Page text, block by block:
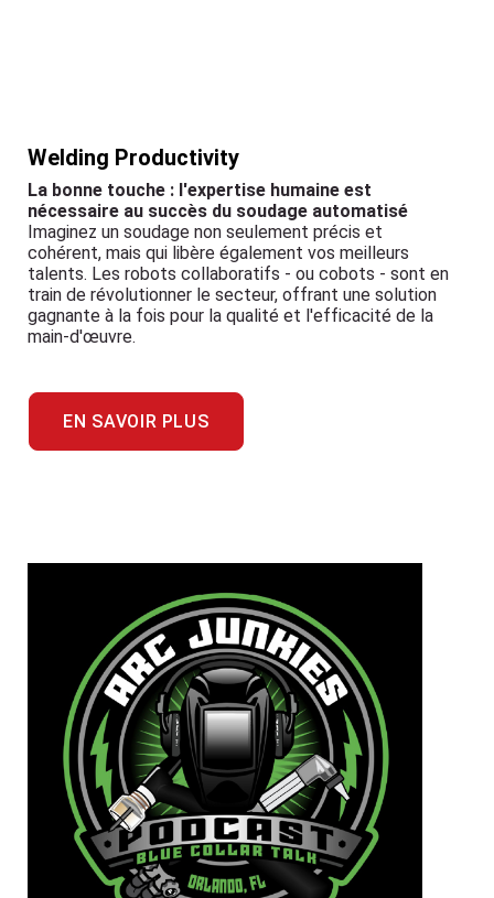
Welding Productivity
La bonne touche : l'expertise humaine est
nécessaire au succès du soudage automatisé
Imaginez un soudage non seulement précis et
cohérent, mais qui libère également vos meilleurs
talents. Les robots collaboratifs - ou cobots - sont en
train de révolutionner le secteur, offrant une solution
gagnante à la fois pour la qualité et l'efficacité de la
main-d'œuvre.
EN SAVOIR PLUS